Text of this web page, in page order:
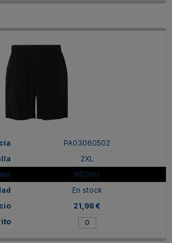
PA03060502
2XL
NEGRO
En stock
21,98 €